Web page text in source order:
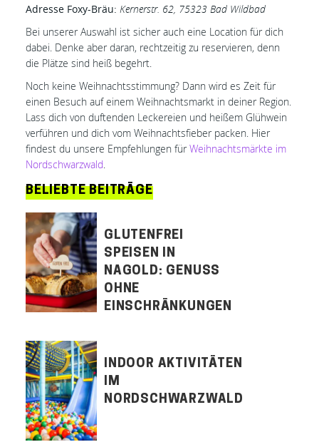
Adresse Foxy-Bräu: Kernerstr. 62, 75323 Bad Wildbad
Bei unserer Auswahl ist sicher auch eine Location für dich
dabei. Denke aber daran, rechtzeitig zu reservieren, denn
die Plätze sind heiß begehrt.
Noch keine Weihnachtsstimmung? Dann wird es Zeit für
einen Besuch auf einem Weihnachtsmarkt in deiner Region.
Lass dich von duftenden Leckereien und heißem Glühwein
verführen und dich vom Weihnachtsfieber packen. Hier
findest du unsere Empfehlungen fürWeihnachtsmärkte im
Nordschwarzwald.
BELIEBTE BEITRÄGE
GLUTENFREI
SPEISEN IN
NAGOLD: GENUSS
OHNE
EINSCHRÄNKUNGEN
INDOOR AKTIVITÄTEN
IM
NORDSCHWARZWALD